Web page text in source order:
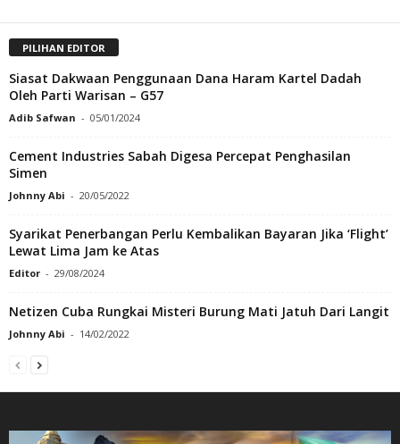
PILIHAN EDITOR
Siasat Dakwaan Penggunaan Dana Haram Kartel Dadah
Oleh Parti Warisan – G57
Adib Safwan - 05/01/2024
Cement Industries Sabah Digesa Percepat Penghasilan
Simen
Johnny Abi - 20/05/2022
Syarikat Penerbangan Perlu Kembalikan Bayaran Jika ‘Flight’
Lewat Lima Jam ke Atas
Editor - 29/08/2024
Netizen Cuba Rungkai Misteri Burung Mati Jatuh Dari Langit
Johnny Abi - 14/02/2022